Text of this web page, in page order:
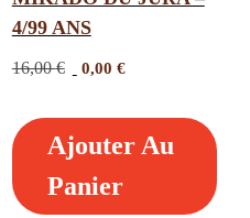
4/99 ANS
16,00€
Le
initial
était :
0,00 €
actuel
est :
Ajouter Au
Panier